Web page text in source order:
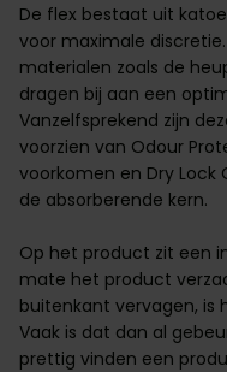
De flex bestaat uit
voor maximale
materialen zoals de
dragen bij aan een
Vanzelfsprekend zijn
voorzien van Odour
voorkomen en Dry
de absorberende kern.
Op het product zit een
mate het product
buitenkant vervagen,
Vaak is dat dan al
prettig vinden een